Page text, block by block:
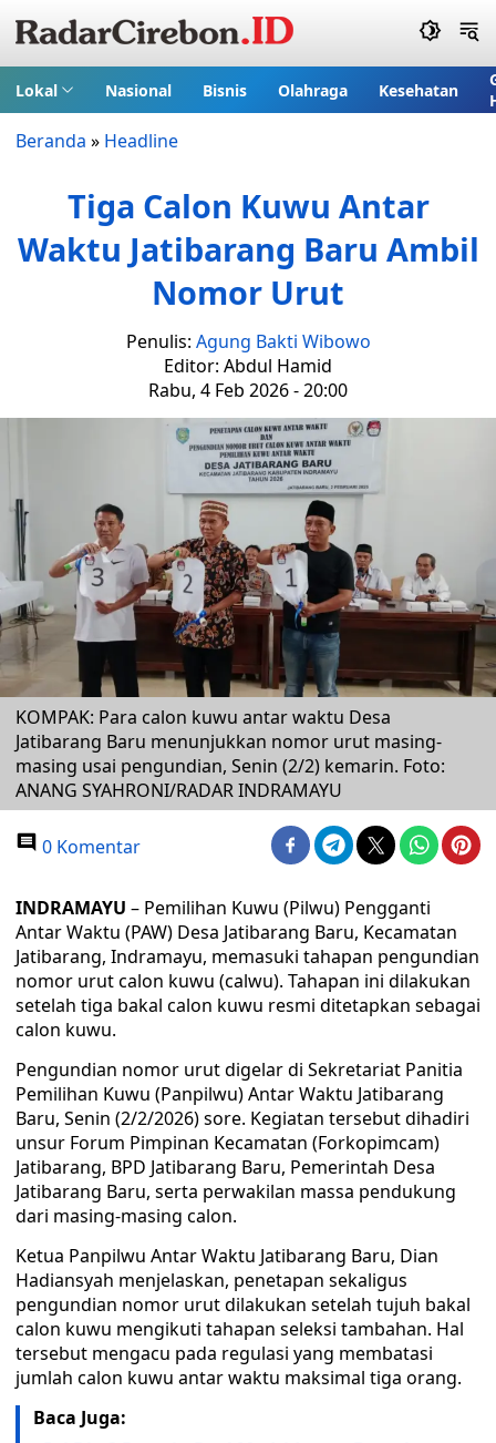
Lokal Nasional Bisnis Olahraga Kesehatan
Beranda » Headline
Tiga Calon Kuwu Antar
Waktu Jatibarang Baru Ambil
Nomor Urut
Penulis: Agung Bakti Wibowo
Editor: Abdul Hamid
Rabu, 4 Feb 2026 - 20:00
KOMPAK: Para calon kuwu antar waktu Desa
Jatibarang Baru menunjukkan nomor urut masing-
masing usai pengundian, Senin (2/2) kemarin. Foto:
ANANG SYAHRONI/RADAR INDRAMAYU
0 Komentar
INDRAMAYU – Pemilihan Kuwu (Pilwu) Pengganti
Antar Waktu (PAW) Desa Jatibarang Baru, Kecamatan
Jatibarang, Indramayu, memasuki tahapan pengundian
nomor urut calon kuwu (calwu). Tahapan ini dilakukan
setelah tiga bakal calon kuwu resmi ditetapkan sebagai
calon kuwu.
Pengundian nomor urut digelar di Sekretariat Panitia
Pemilihan Kuwu (Panpilwu) Antar Waktu Jatibarang
Baru, Senin (2/2/2026) sore. Kegiatan tersebut dihadiri
unsur Forum Pimpinan Kecamatan (Forkopimcam)
Jatibarang, BPD Jatibarang Baru, Pemerintah Desa
Jatibarang Baru, serta perwakilan massa pendukung
dari masing-masing calon.
Ketua Panpilwu Antar Waktu Jatibarang Baru, Dian
Hadiansyah menjelaskan, penetapan sekaligus
pengundian nomor urut dilakukan setelah tujuh bakal
calon kuwu mengikuti tahapan seleksi tambahan. Hal
tersebut mengacu pada regulasi yang membatasi
jumlah calon kuwu antar waktu maksimal tiga orang.
Baca Juga: